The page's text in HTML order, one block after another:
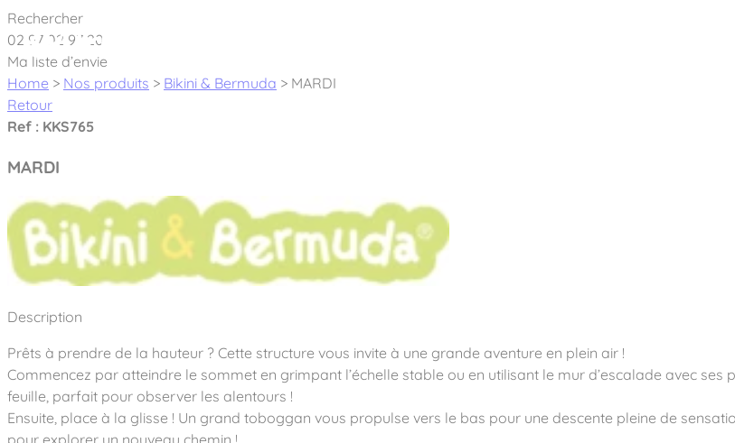
Cookies management panel
Créateur et fabricant d’aires de jeux & équipements sportifs
Nos dernières actualités
À propos
Nos Garanties
Notre concept
Notre entreprise
Notre équipe
Aires de jeux Bikini & Bermuda®
Tous nos jeux
Jeux inclusifs
Jeux recyclés
Nos univers
Sport & Fitness Sport&Co®
Agrès fitness
Parcours de santé
Mobilier & accessoires
Mobilier urbain
Rechercher
02 97 02 97 20
Ma liste d’envie
Home > Nos produits > Bikini & Bermuda > MARDI
Retour
Ref : KKS765
MARDI
Description
Prêts à prendre de la hauteur ? Cette structure vous invite à une grande aventure en plein air !
Commencez par atteindre le sommet en grimpant l’échelle stable ou en utilisant le mur d’escalade avec
feuille, parfait pour observer les alentours !
Ensuite, place à la glisse ! Un grand toboggan vous propulse vers le bas pour une descente pleine de